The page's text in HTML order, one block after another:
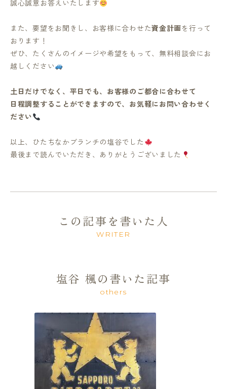
誠心誠意お答えいたします
また、要望をお聞きし、お客様に合わせた資金計画を行って
おります！
ぜひ、たくさんのイメージや希望をもって、無料相談会にお
越しください
土日だけでなく、平日でも、お客様のご都合に合わせて
日程調整することができますので、お気軽にお問い合わせく
ださい
以上、ひたちなかブランチの塩谷でした
最後まで読んでいただき、ありがとうございました
この記事を書いた人
WRITER
塩谷 楓の書いた記事
others